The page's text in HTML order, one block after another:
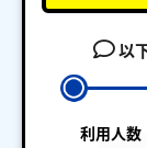
以
利用人数